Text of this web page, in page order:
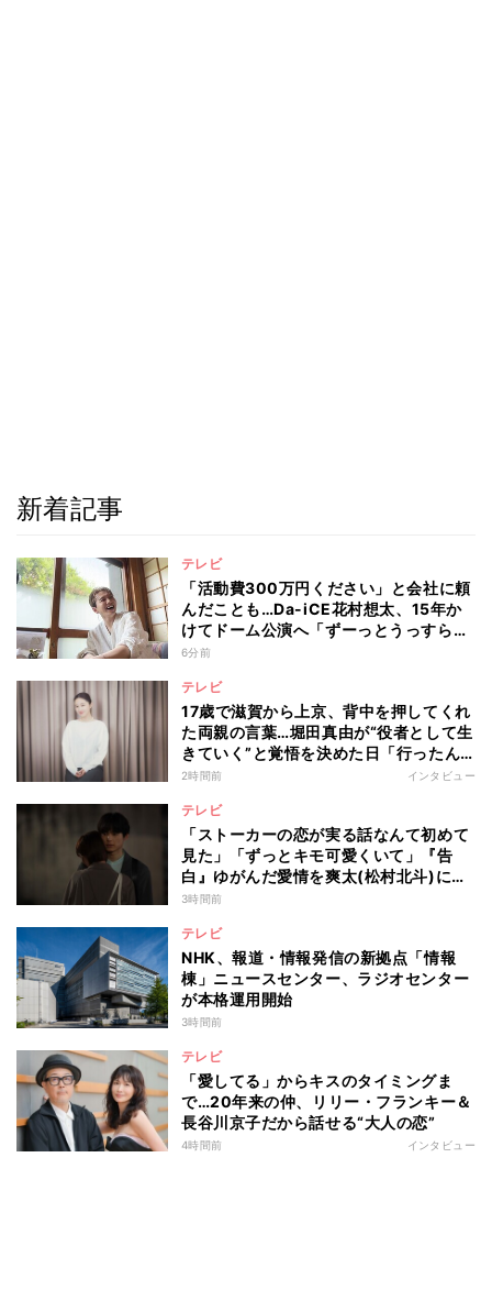
新着記事
テレビ
「活動費300万円ください」と会社に頼
んだことも…Da-iCE花村想太、15年か
けてドーム公演へ「ずーっとうっすらや
けど右肩上がり続けられていた」
6分前
テレビ
17歳で滋賀から上京、背中を押してくれ
た両親の言葉…堀田真由が“役者として生
きていく”と覚悟を決めた日「行ったん
やったら、もう帰られへんな」
2時間前 インタビュー
テレビ
「ストーカーの恋が実る話なんて初めて
見た」「ずっとキモ可愛くいて」『告
白』ゆがんだ愛情を爽太(松村北斗)に向
ける視聴者の声
3時間前
テレビ
NHK、報道・情報発信の新拠点「情報
棟」ニュースセンター、ラジオセンター
が本格運用開始
3時間前
テレビ
「愛してる」からキスのタイミングま
で…20年来の仲、リリー・フランキー＆
長谷川京子だから話せる“大人の恋”
4時間前 インタビュー